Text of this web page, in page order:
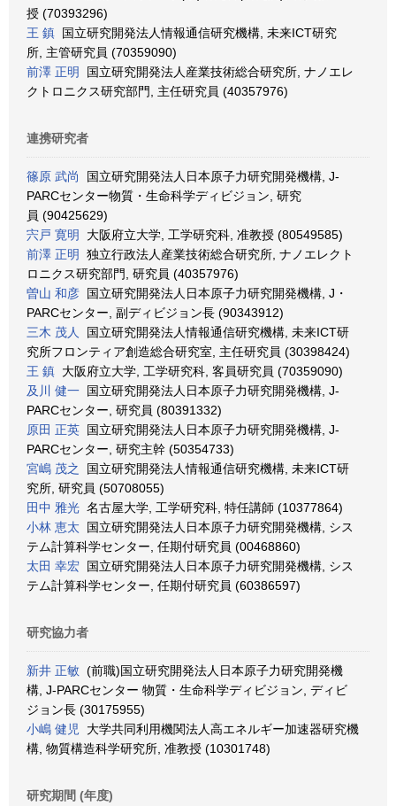
授 (70393296)
王 鎮 国立研究開発法人情報通信研究機構, 未来ICT研究
所, 主管研究員 (70359090)
前澤 正明
国立研究開発法人産業技術総合研究所, ナノエレ
クトロニクス研究部門, 主任研究員 (40357976)
連携研究者
篠原 武尚
国立研究開発法人日本原子力研究開発機構, J-
PARCセンター物質・生命科学ディビジョン, 研究
員 (90425629)
宍戸 寛明
大阪府立大学, 工学研究科, 准教授 (80549585)
前澤 正明
独立行政法人産業技術総合研究所, ナノエレクト
ロニクス研究部門, 研究員 (40357976)
曽山 和彦 国立研究開発法人日本原子力研究開発機構, J・
PARCセンター, 副ディビジョン長 (90343912)
三木 茂人
国立研究開発法人情報通信研究機構, 未来ICT研
究所フロンティア創造総合研究室, 主任研究員 (30398424)
王 鎮 大阪府立大学, 工学研究科, 客員研究員 (70359090)
及川 健一 国立研究開発法人日本原子力研究開発機構, J-
PARCセンター, 研究員 (80391332)
原田 正英 国立研究開発法人日本原子力研究開発機構, J-
PARCセンター, 研究主幹 (50354733)
宮嶋 茂之
国立研究開発法人情報通信研究機構, 未来ICT研
究所, 研究員 (50708055)
田中 雅光 名古屋大学, 工学研究科, 特任講師 (10377864)
小林 恵太 国立研究開発法人日本原子力研究開発機構, シス
テム計算科学センター, 任期付研究員 (00468860)
太田 幸宏 国立研究開発法人日本原子力研究開発機構, シス
テム計算科学センター, 任期付研究員 (60386597)
研究協力者
新井 正敏 (前職)国立研究開発法人日本原子力研究開発機
構, J-PARCセンター 物質・生命科学ディビジョン, ディビ
ジョン長 (30175955)
小嶋 健児
大学共同利用機関法人高エネルギー加速器研究機
構, 物質構造科学研究所, 准教授 (10301748)
研究期間 (年度)